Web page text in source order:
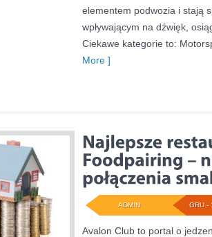
elementem podwozia i stają
wpływającym na dźwięk,
Ciekawe kategorie to:
More ]
GRU -
ADMIN
Avalon Club to portal o